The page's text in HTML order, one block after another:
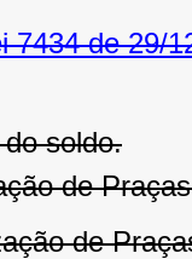
7434 de 29/
soldo.
de
de